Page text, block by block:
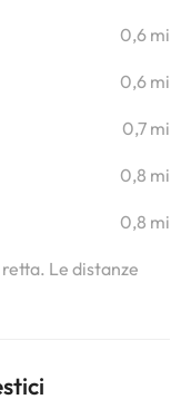
0,6 mi
0,6 mi
0,7 mi
0,8 mi
0,8 mi
Le distanze